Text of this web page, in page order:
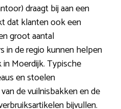
draagt bij aan een
dat klanten ook een
groot aantal
in de regio kunnen helpen
Moerdijk. Typische
en stoelen
de vuilnisbakken en de
bijvullen.